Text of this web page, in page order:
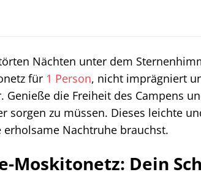
Nächten unter dem
für 1 Person, nicht imprägniert
Genieße die Freiheit des Campens
sorgen zu müssen. Dieses leichte
erholsame Nachtruhe brauchst.
Moskitonetz: Dein